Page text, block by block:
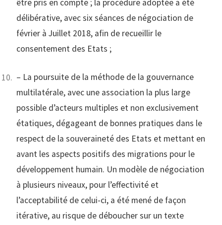
être pris en compte ; la procédure adoptée a été
délibérative, avec six séances de négociation de
février à Juillet 2018, afin de recueillir le
consentement des Etats ;
– La poursuite de la méthode de la gouvernance
multilatérale, avec une association la plus large
possible d’acteurs multiples et non exclusivement
étatiques, dégageant de bonnes pratiques dans le
respect de la souveraineté des Etats et mettant en
avant les aspects positifs des migrations pour le
développement humain. Un modèle de négociation
à plusieurs niveaux, pour l’effectivité et
l’acceptabilité de celui-ci, a été mené de façon
itérative, au risque de déboucher sur un texte